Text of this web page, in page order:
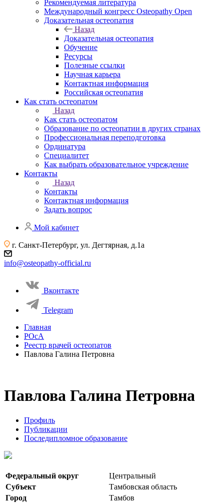
Рекомендуемая литература
Международный конгресс Osteopathy Open
Доказательная остеопатия
Назад
Доказательная остеопатия
Обучение
Ресурсы
Полезные ссылки
Научная карьера
Контактная информация
Российская остеопатия
Как стать остеопатом
Назад
Как стать остеопатом
Образование по остеопатии в других странах
Профессиональная переподготовка
Ординатура
Специалитет
Как выбрать образовательное учреждение
Контакты
Назад
Контакты
Контактная информация
Задать вопрос
Мой кабинет
г. Санкт-Петербург, ул. Дегтярная, д.1а
info@osteopathy-official.ru
Вконтакте
Telegram
Главная
РОсА
Реестр врачей остеопатов
Павлова Галина Петровна
Павлова Галина Петровна
Профиль
Публикации
Последипломное образование
Федеральный округ
Центральный
Субъект
Тамбовская область
Город
Тамбов